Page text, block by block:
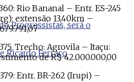
Rio Bananal – Entr. ES-245
extensão 13,40km –
Trecho: Agrovila – Itaçu:
de R$ 42.000.000,00
Entr. BR-262 (Irupi) –